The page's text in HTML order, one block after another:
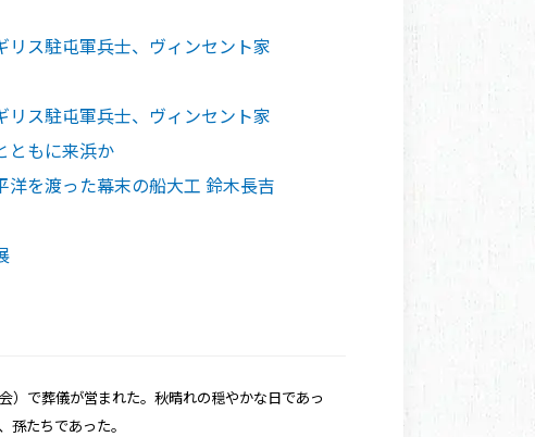
リス駐屯軍兵士、ヴィンセント家
リス駐屯軍兵士、ヴィンセント家
ともに来浜か
洋を渡った幕末の船大工 鈴木長吉
）で葬儀が営まれた。秋晴れの穏やかな日であっ
孫たちであった。